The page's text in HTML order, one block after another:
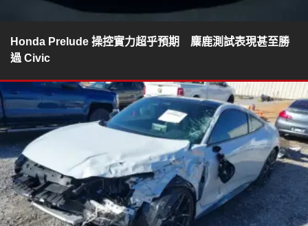
Honda Prelude 操控實力超乎預期 麋鹿測試表現甚至勝
過 Civic